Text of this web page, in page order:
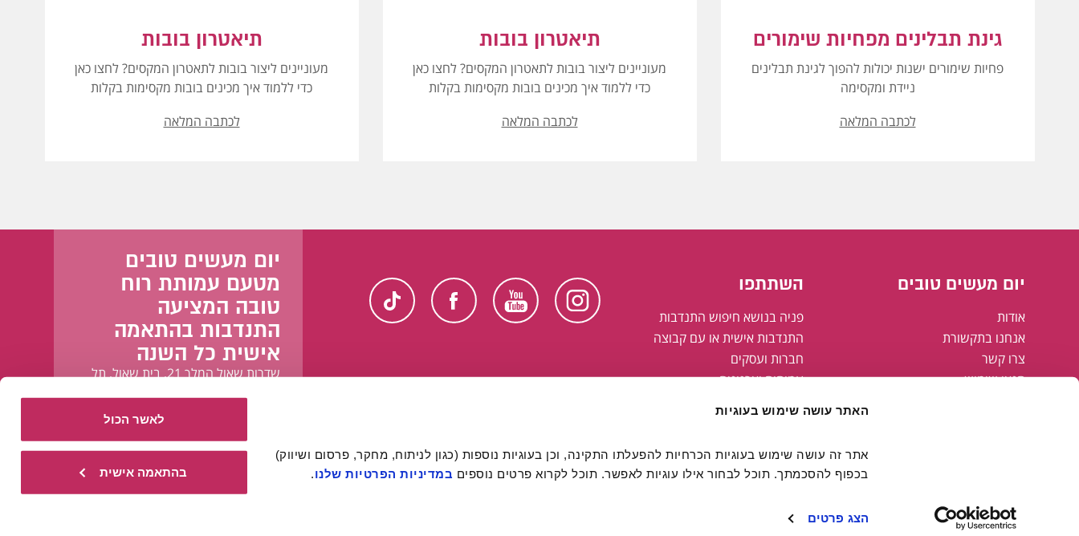
האתר עושה שימוש בעוגיות
בכפוף להסכמתך. תוכל לבחור אילו עוגיות לאפשר. תוכל לקרוא פרטים נוספים במדיניות הפרטיות שלנו.
הצג פרטים
לאשר הכול
בהתאמה אישית
גינת תבלינים מפחיות שימורים
פחיות שימורים ישנות יכולות להפוך לגינת תבלינים
ניידת ומקסימה
לכתבה המלאה
תיאטרון בובות
מעוניינים ליצור בובות לתאטרון המקסים? לחצו כאן
כדי ללמוד איך מכינים בובות מקסימות בקלות
לכתבה המלאה
תיאטרון בובות
מעוניינים ליצור בובות לתאטרון המקסים? לחצו כאן
כדי ללמוד איך מכינים בובות מקסימות בקלות
לכתבה המלאה
יום מעשים טובים
אודות
אנחנו בתקשורת
צרו קשר
תנאי שימוש
FAMING#
השתתפו
פניה בנושא חיפוש התנדבות
התנדבות אישית או עם קבוצה
חברות ועסקים
עמותות וארגונים
יום מעשים טובים
מטעם עמותת רוח
טובה המציעה
התנדבות בהתאמה
אישית כל השנה
שדרות שאול המלך 21, בית שאול, תל